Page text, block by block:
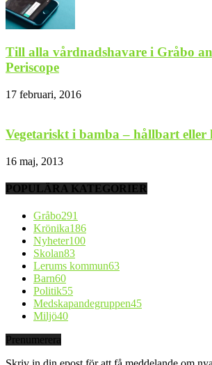
Till alla vårdnadshavare i Gråbo
Periscope
17 februari, 2016
Vegetariskt i bamba – hållbart eller
16 maj, 2013
POPULÄRA KATEGORIER
Gråbo291
Krönika186
Nyheter100
Skolan83
Lerums kommun63
Barn60
Politik55
Medskapandegruppen45
Miljö40
Prenumerera